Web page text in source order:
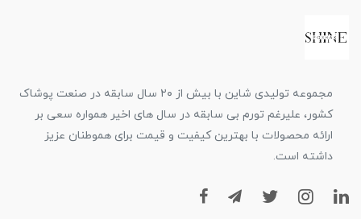
مجموعه تولیدی شاین با بیش از ۲۰ سال سابقه در صنعت پوشاک
کشور، علیرغم تورم بی سابقه در سال های اخیر همواره سعی بر
ارائه محصولات با بهترین کیفیت و قیمت برای هموطنان عزیز
داشته است.